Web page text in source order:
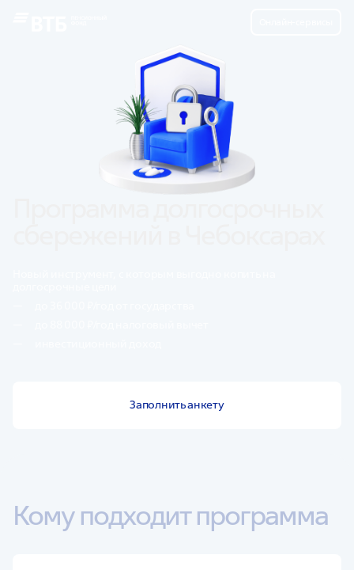
Заполнить анкету
Кому подходит программа